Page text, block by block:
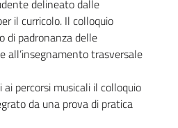
delineato dalle
il curricolo. Il colloquio
di padronanza delle
all’insegnamento trasversale
percorsi musicali il colloquio
da una prova di pratica